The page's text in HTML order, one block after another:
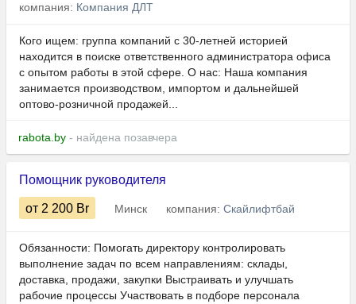
компания: Компания ДЛТ
Кого ищем: группа компаний с 30-летней историей
находится в поиске ответственного администратора офиса
с опытом работы в этой сфере. О нас: Наша компания
занимается производством, импортом и дальнейшей
оптово-розничной продажей...
rabota.by - найдена позавчера
Помощник руководителя
от 2 200 Br Минск компания: Скайлифтбай
Обязанности: Помогать директору контролировать
выполнение задач по всем направлениям: склады,
доставка, продажи, закупки Выстраивать и улучшать
рабочие процессы Участвовать в подборе персонала